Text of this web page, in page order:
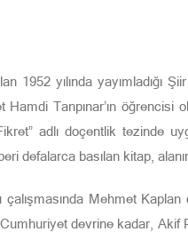
1952 yılında yayımladığı
Tanpınar’ın öğrencisi
adlı doçentlik tezinde
defalarca basılan kitap,
Mehmet
devrine kadar, Akif